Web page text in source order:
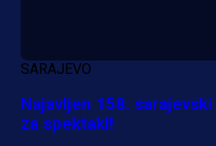
SARAJEVO
Najavljen 158.
za spektakl!